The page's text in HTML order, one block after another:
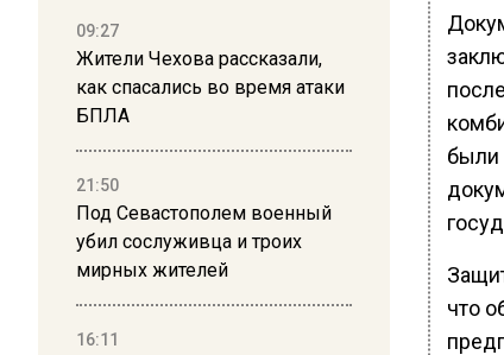
09:27
Жители Чехова рассказали,
как спасались во время атаки
БПЛА
21:50
Под Севастополем военный
убил сослуживца и троих
мирных жителей
16:11
были
что